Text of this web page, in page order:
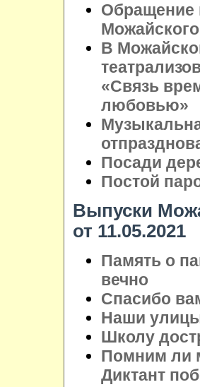
Обращение
В
«Связь
любовью»
Посади
Постой
Выпуски
от 11.05.2021
Память о
вечно
Спасибо
Наши
Школу
Помним ли
Диктант